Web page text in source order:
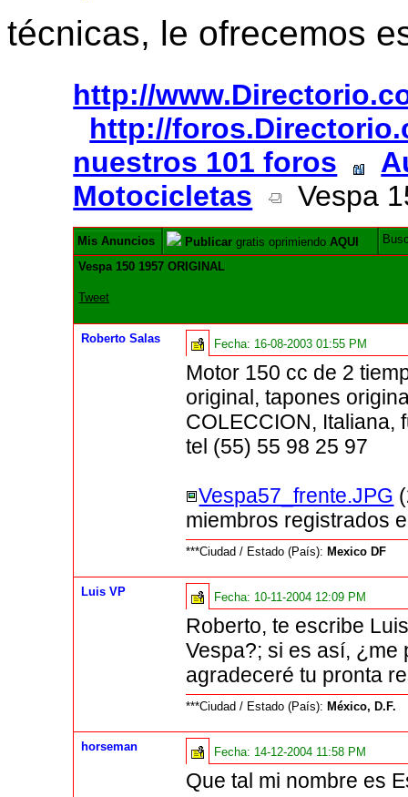
técnicas, le ofrecemos
http://
http://
nuestros 101 foros
Motocicletas
Vespa
Mis Anuncios Publicar gratis oprimiendoAQUI
Vespa 150 1957 ORIGINAL
Tweet
Roberto Salas Fecha: 16-08-2003 01:55 PM
Motor 150 cc de 2
original, tapones
COLECCION, Italiana,
tel (55) 55 98 25 97
Vespa57_frente.JPG
miembros registrados
***Ciudad / Estado (País): Mexico DF
Luis VP Fecha: 10-11-2004 12:09 PM
Roberto, te escribe
Vespa?; si es así, ¿me
agradeceré tu pronta
***Ciudad / Estado (País): México, D.F.
horseman Fecha: 14-12-2004 11:58 PM
Que tal mi nombre es